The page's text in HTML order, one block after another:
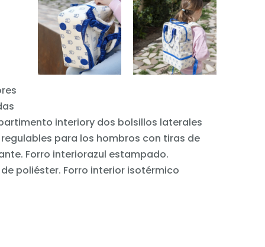
interiory dos bolsillos laterales
para los hombros con tiras de
Forro interiorazul estampado.
poliéster. Forro interior isotérmico